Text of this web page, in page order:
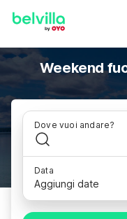
Weekend
Dove vuoi andare?
Data
Aggiungi date